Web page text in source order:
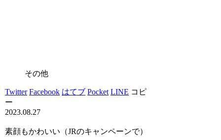
その他
Twitter Facebook はてブ Pocket LINE コピ
ー
2023.08.27
素顔もかわいい（JRのキャンペーンで）